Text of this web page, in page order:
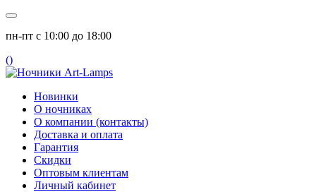
пн-пт с 10:00 до 18:00
()
Новинки
О ночниках
О компании (контакты)
Доставка и оплата
Гарантия
Скидки
Оптовым клиентам
Личный кабинет